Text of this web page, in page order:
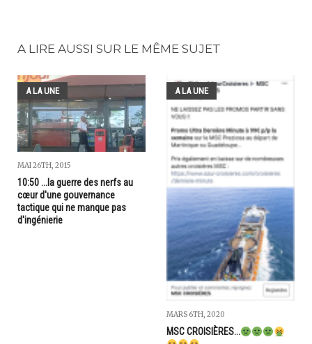
A LIRE AUSSI SUR LE MÊME SUJET
A LA UNE
MAI 26TH, 2015
10:50 ...la guerre des nerfs au
cœur d'une gouvernance
tactique qui ne manque pas
d'ingénierie
A LA UNE
MARS 6TH, 2020
MSC CROISIÈRES...